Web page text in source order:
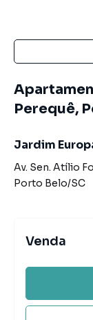
Perequê,
Jardim
Av. Sen. Atílio
Porto Belo/SC
Venda